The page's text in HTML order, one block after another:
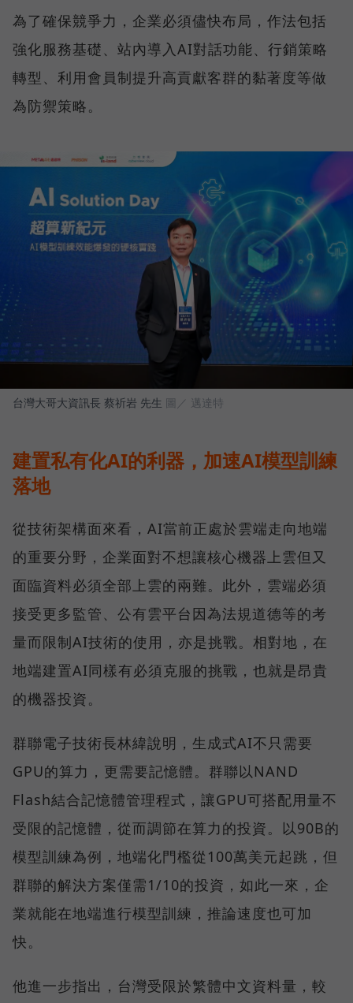
為了確保競爭力，企業必須儘快布局，作法包括
強化服務基礎、站內導入AI對話功能、行銷策略
轉型、利用會員制提升高貢獻客群的黏著度等做
為防禦策略。
台灣大哥大資訊長 蔡祈岩 先生 圖／ 邁達特
建置私有化AI的利器，加速AI模型訓練
落地
從技術架構面來看，AI當前正處於雲端走向地端
的重要分野，企業面對不想讓核心機器上雲但又
面臨資料必須全部上雲的兩難。此外，雲端必須
接受更多監管、公有雲平台因為法規道德等的考
量而限制AI技術的使用，亦是挑戰。相對地，在
地端建置AI同樣有必須克服的挑戰，也就是昂貴
的機器投資。
群聯電子技術長林緯說明，生成式AI不只需要
GPU的算力，更需要記憶體。群聯以NAND
Flash結合記憶體管理程式，讓GPU可搭配用量不
受限的記憶體，從而調節在算力的投資。以90B的
模型訓練為例，地端化門檻從100萬美元起跳，但
群聯的解決方案僅需1/10的投資，如此一來，企
業就能在地端進行模型訓練，推論速度也可加
快。
他進一步指出，台灣受限於繁體中文資料量，較